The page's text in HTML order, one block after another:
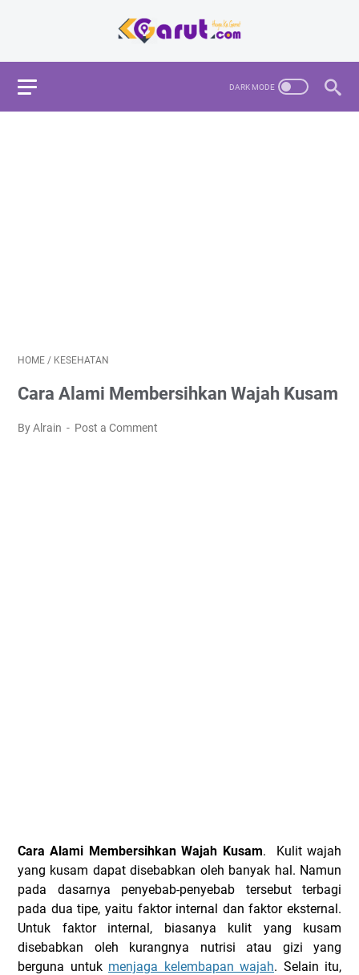
HOME / KESEHATAN
Cara Alami Membersihkan Wajah Kusam
By Alrain Post a Comment
Cara Alami Membersihkan Wajah Kusam. Kulit wajah
yang kusam dapat disebabkan oleh banyak hal. Namun
pada dasarnya penyebab-penyebab tersebut terbagi
pada dua tipe, yaitu faktor internal dan faktor eksternal.
Untuk faktor internal, biasanya kulit yang kusam
disebabkan oleh kurangnya nutrisi atau gizi yang
berguna untuk menjaga kelembapan wajah. Selain itu,